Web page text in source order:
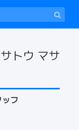
サトウ マサ
フ